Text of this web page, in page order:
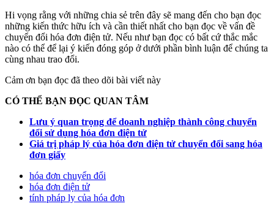
Hi vọng rằng với những chia sẻ trên đây sẽ mang đến cho bạn đọc
những kiến thức hữu ích và cần thiết nhất cho bạn đọc về vấn đề
chuyển đổi hóa đơn điện tử. Nếu như bạn đọc có bất cứ thắc mắc
nào có thể để lại ý kiến đóng góp ở dưới phần bình luận để chúng ta
cùng nhau trao đổi.
Cảm ơn bạn đọc đã theo dõi bài viết này
CÓ THỂ BẠN ĐỌC QUAN TÂM
Lưu ý quan trọng để doanh nghiệp thành công chuyển
đổi sử dụng hóa đơn điện tử
Giá trị pháp lý của hóa đơn điện tử chuyển đổi sang hóa
đơn giấy
hóa đơn chuyển đổi
hóa đơn điện tử
tính pháp ly của hóa đơn